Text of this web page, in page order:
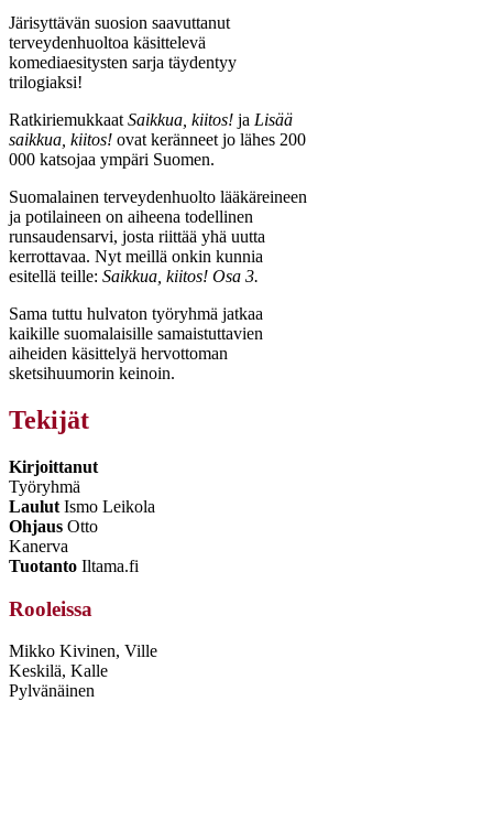
Järisyttävän suosion saavuttanut
terveydenhuoltoa käsittelevä
komediaesitysten sarja täydentyy
trilogiaksi!
Ratkiriemukkaat Saikkua, kiitos! ja Lisää
saikkua, kiitos! ovat keränneet jo lähes 200
000 katsojaa ympäri Suomen.
Suomalainen terveydenhuolto lääkäreineen
ja potilaineen on aiheena todellinen
runsaudensarvi, josta riittää yhä uutta
kerrottavaa. Nyt meillä onkin kunnia
esitellä teille: Saikkua, kiitos! Osa 3.
Sama tuttu hulvaton työryhmä jatkaa
kaikille suomalaisille samaistuttavien
aiheiden käsittelyä hervottoman
sketsihuumorin keinoin.
Tekijät
Kirjoittanut
Työryhmä
Laulut Ismo Leikola
Ohjaus Otto
Kanerva
Tuotanto Iltama.fi
Rooleissa
Mikko Kivinen, Ville
Keskilä, Kalle
Pylvänäinen